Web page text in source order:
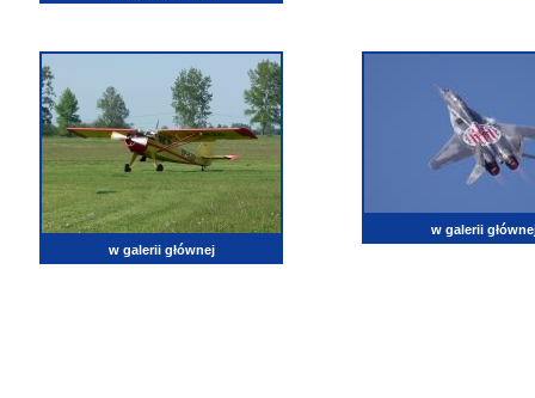
w galerii głównej
w galerii